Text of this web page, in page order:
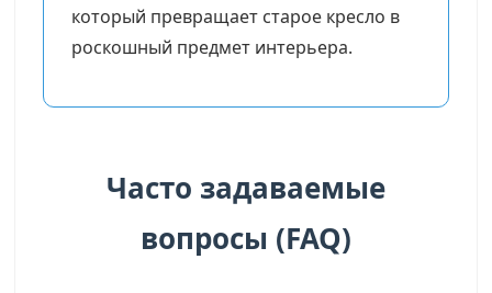
который превращает старое кресло в
роскошный предмет интерьера.
Часто задаваемые
вопросы (FAQ)